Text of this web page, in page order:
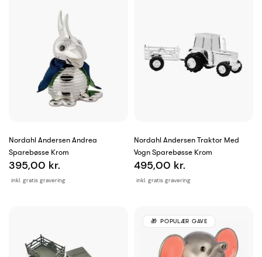
Nordahl Andersen Andrea
Sparebøsse Krom
inkl. gratis gravering
395,00 kr.
Nordahl Andersen Traktor Med
Vogn Sparebøsse Krom
inkl. gratis gravering
495,00 kr.
POPULÆR GAVE